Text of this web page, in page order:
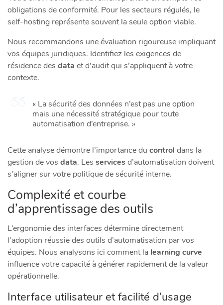
obligations de conformité. Pour les secteurs régulés, le
self-hosting représente souvent la seule option viable.
Nous recommandons une évaluation rigoureuse impliquant
vos équipes juridiques. Identifiez les exigences de
résidence des data et d’audit qui s’appliquent à votre
contexte.
« La sécurité des données n’est pas une option
mais une nécessité stratégique pour toute
automatisation d’entreprise. »
Cette analyse démontre l’importance du control dans la
gestion de vos data. Les servicesd’automatisation doivent
s’aligner sur votre politique de sécurité interne.
Complexité et courbe
d’apprentissage des outils
L’ergonomie des interfaces détermine directement
l’adoption réussie des outils d’automatisation par vos
équipes. Nous analysons ici comment la learning curve
influence votre capacité à générer rapidement de la valeur
opérationnelle.
Interface utilisateur et facilité d’usage